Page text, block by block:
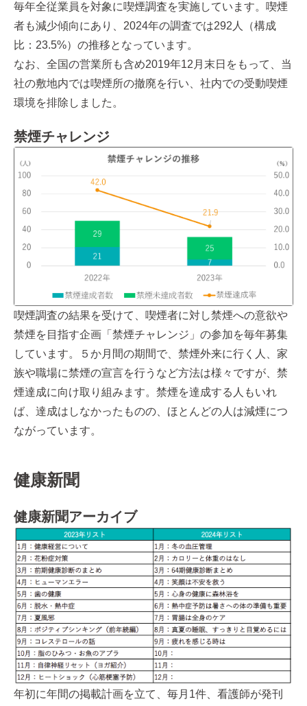
毎年全従業員を対象に喫煙調査を実施しています。喫煙
者も減少傾向にあり、2024年の調査では292人（構成
比：23.5%）の推移となっています。
なお、全国の営業所も含め2019年12月末日をもって、当
社の敷地内では喫煙所の撤廃を行い、社内での受動喫煙
環境を排除しました。
禁煙チャレンジ
喫煙調査の結果を受けて、喫煙者に対し禁煙への意欲や
禁煙を目指す企画「禁煙チャレンジ」の参加を毎年募集
しています。５か月間の期間で、禁煙外来に行く人、家
族や職場に禁煙の宣言を行うなど方法は様々ですが、禁
煙達成に向け取り組みます。禁煙を達成する人もいれ
ば、達成はしなかったものの、ほとんどの人は減煙につ
ながっています。
健康新聞
健康新聞アーカイブ
年初に年間の掲載計画を立て、毎月1件、看護師が発刊